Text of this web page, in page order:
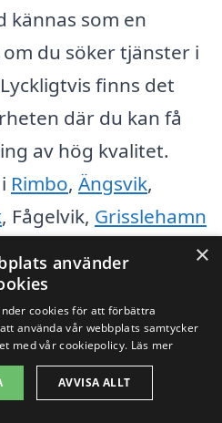
kännas som en
du söker tjänster i
finns det
där du kan få
av hög kvalitet.
Rimbo, Ängsvik,
, Fågelvik, Grisslehamn
enkelt att få tillgång
som kan hjälpa dig
i Norrtälje
finns det några
×
använder
cookies för att förbättra
använda vår webbplats samtycker
med vår cookiepolicy. Läs mer
AVVISA ALLT